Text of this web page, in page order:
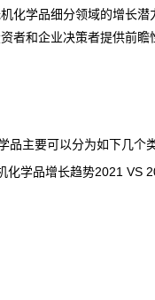
化学品细分领域的增长潜
者和企业决策者提供前瞻
主要可以分为如下几个
品增长趋势2021 VS